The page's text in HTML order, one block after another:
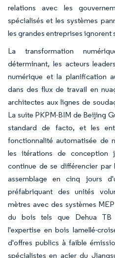
relations avec les
spécialisés et les systèmes
les grandes entreprises ignorent
La transformation
déterminant, les acteurs
numérique et la planification
dans des flux de travail en
architectes aux lignes de
La suite PKPM-BIM de Beijing
standard de facto, et les
fonctionnalité automatisée de
les itérations de conception
continue de se différencier
assemblage en cinq jours
préfabriquant des unités
mètres avec des systèmes
du bois tels que Dehua TB
l'expertise en bois lamellé-
d'offres publics à faible
spécialistes en acier du